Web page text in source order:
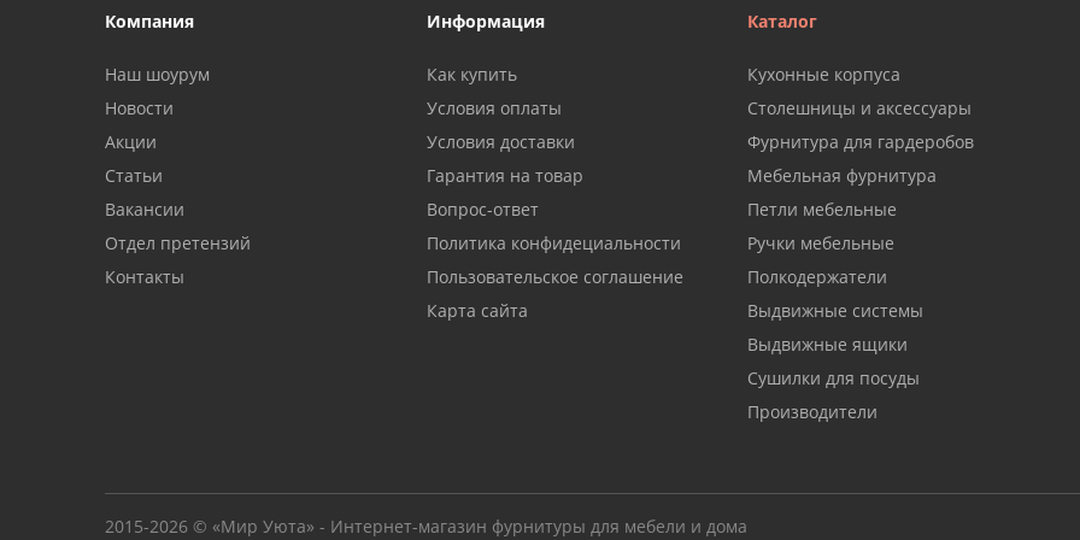
Компания
Наш шоурум
Новости
Акции
Статьи
Вакансии
Отдел претензий
Контакты
Информация
Как купить
Условия оплаты
Условия доставки
Гарантия на товар
Вопрос-ответ
Политика конфидециальности
Пользовательское соглашение
Карта сайта
Каталог
Кухонные корпуса
Столешницы и аксессуары
Фурнитура для гардеробов
Мебельная фурнитура
Петли мебельные
Ручки мебельные
Полкодержатели
Выдвижные системы
Выдвижные ящики
Сушилки для посуды
Производители
2015-2026 © «Мир Уюта» - Интернет-магазин фурнитуры для мебели и дома